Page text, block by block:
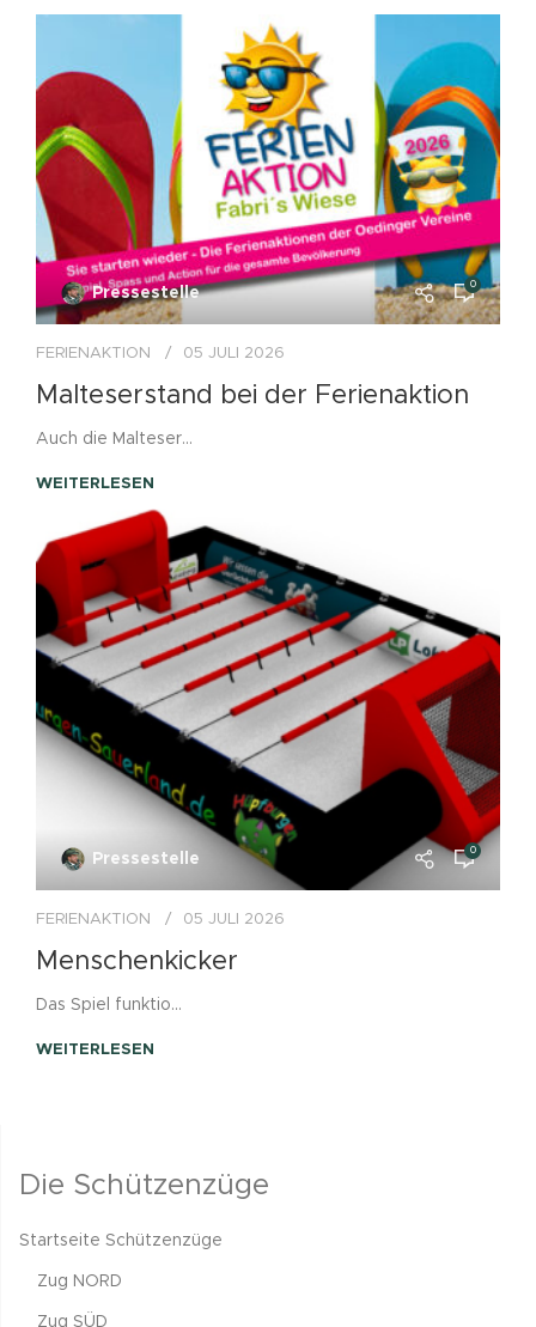
Pressestelle
0
FERIENAKTION 05 JULI 2026
Malteserstand bei der Ferienaktion
Auch die Malteser...
WEITERLESEN
Pressestelle
0
FERIENAKTION 05 JULI 2026
Menschenkicker
Das Spiel funktio...
WEITERLESEN
Die Schützenzüge
Startseite Schützenzüge
Zug NORD
Zug SÜD